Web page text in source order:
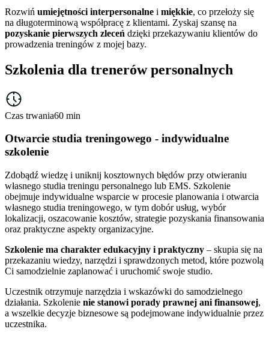
Rozwiń umiejętności interpersonalne i miękkie, co przełoży się
na długoterminową współpracę z klientami. Zyskaj szansę na
pozyskanie pierwszych zleceń dzięki przekazywaniu klientów do
prowadzenia treningów z mojej bazy.
Szkolenia dla trenerów personalnych
Czas trwania60 min
Otwarcie studia treningowego - indywidualne
szkolenie
Zdobądź wiedzę i uniknij kosztownych błędów przy otwieraniu
własnego studia treningu personalnego lub EMS. Szkolenie
obejmuje indywidualne wsparcie w procesie planowania i otwarcia
własnego studia treningowego, w tym dobór usług, wybór
lokalizacji, oszacowanie kosztów, strategie pozyskania finansowania
oraz praktyczne aspekty organizacyjne.
Szkolenie ma charakter edukacyjny i praktyczny – skupia się na
przekazaniu wiedzy, narzędzi i sprawdzonych metod, które pozwolą
Ci samodzielnie zaplanować i uruchomić swoje studio.
Uczestnik otrzymuje narzędzia i wskazówki do samodzielnego
działania. Szkolenie nie stanowi porady prawnej ani finansowej,
a wszelkie decyzje biznesowe są podejmowane indywidualnie przez
uczestnika.